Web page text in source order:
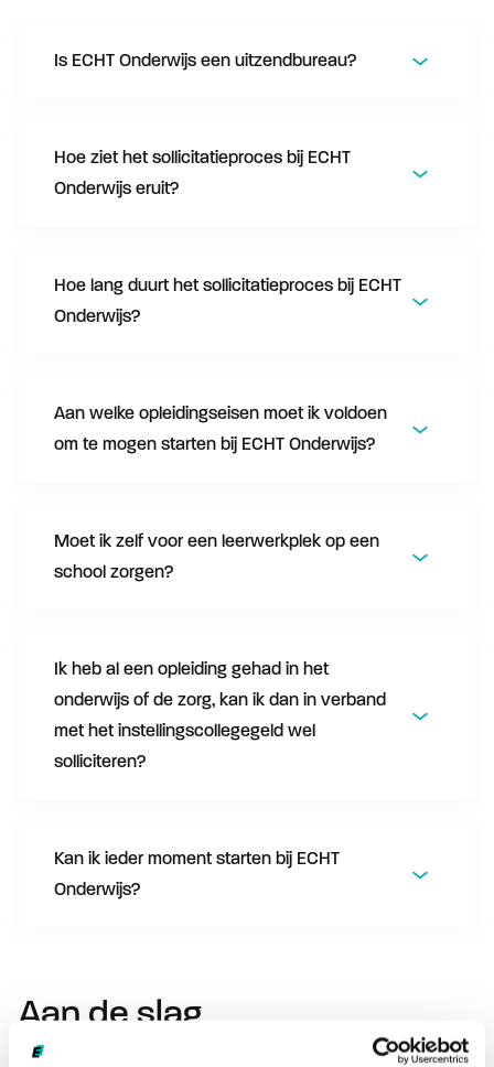
Is ECHT Onderwijs een uitzendbureau?
Hoe ziet het sollicitatieproces bij ECHT
Onderwijs eruit?
Hoe lang duurt het sollicitatieproces bij ECHT
Onderwijs?
Aan welke opleidingseisen moet ik voldoen
om te mogen starten bij ECHT Onderwijs?
Moet ik zelf voor een leerwerkplek op een
school zorgen?
Ik heb al een opleiding gehad in het
onderwijs of de zorg, kan ik dan in verband
met het instellingscollegegeld wel
solliciteren?
Kan ik ieder moment starten bij ECHT
Onderwijs?
Aan de slag